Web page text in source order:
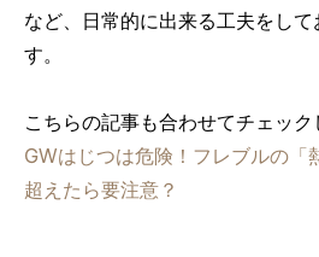
など、日常的に出来る工夫をし
す。
こちらの記事も合わせてチェック
GWはじつは危険！フレブルの「
超えたら要注意？